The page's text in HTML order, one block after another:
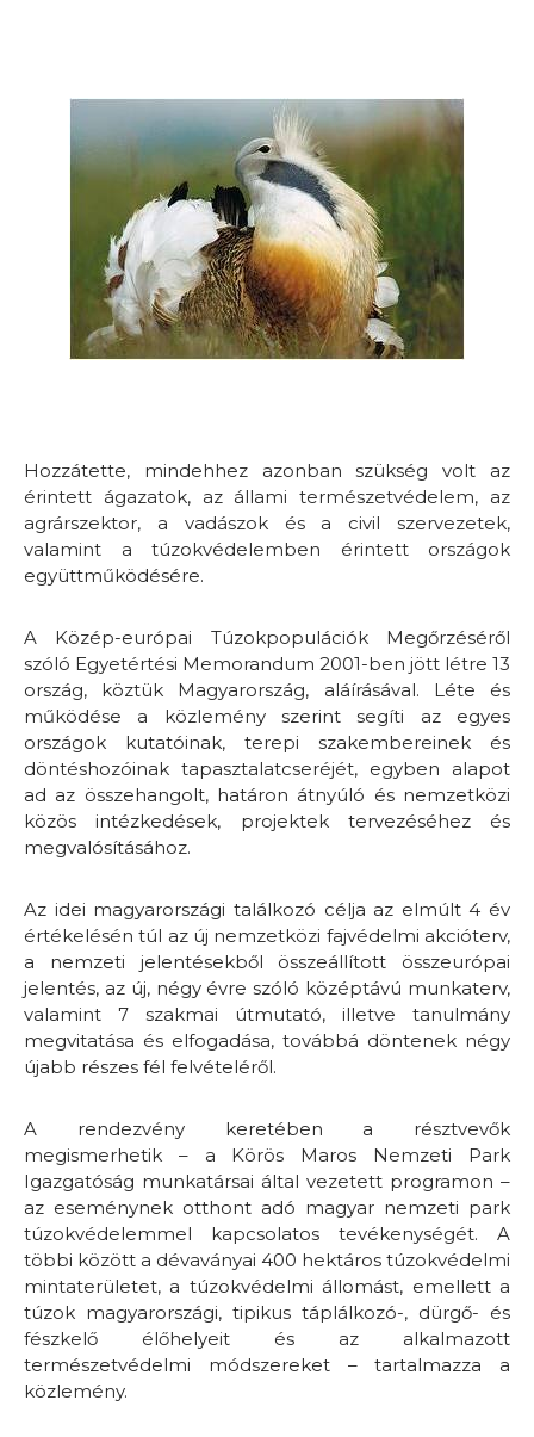
Hozzátette, mindehhez azonban szükség volt az
érintett ágazatok, az állami természetvédelem, az
agrárszektor, a vadászok és a civil szervezetek,
valamint a túzokvédelemben érintett országok
együttműködésére.
A Közép-európai Túzokpopulációk Megőrzéséről
szóló Egyetértési Memorandum 2001-ben jött létre 13
ország, köztük Magyarország, aláírásával. Léte és
működése a közlemény szerint segíti az egyes
országok kutatóinak, terepi szakembereinek és
döntéshozóinak tapasztalatcseréjét, egyben alapot
ad az összehangolt, határon átnyúló és nemzetközi
közös intézkedések, projektek tervezéséhez és
megvalósításához.
Az idei magyarországi találkozó célja az elmúlt 4 év
értékelésén túl az új nemzetközi fajvédelmi akcióterv,
a nemzeti jelentésekből összeállított összeurópai
jelentés, az új, négy évre szóló középtávú munkaterv,
valamint 7 szakmai útmutató, illetve tanulmány
megvitatása és elfogadása, továbbá döntenek négy
újabb részes fél felvételéről.
A rendezvény keretében a résztvevők
megismerhetik – a Körös Maros Nemzeti Park
Igazgatóság munkatársai által vezetett programon –
az eseménynek otthont adó magyar nemzeti park
túzokvédelemmel kapcsolatos tevékenységét. A
többi között a dévaványai 400 hektáros túzokvédelmi
mintaterületet, a túzokvédelmi állomást, emellett a
túzok magyarországi, tipikus táplálkozó-, dürgő- és
fészkelő élőhelyeit és az alkalmazott
természetvédelmi módszereket – tartalmazza a
közlemény.